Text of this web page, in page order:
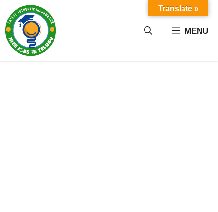
content MENU
Translate »